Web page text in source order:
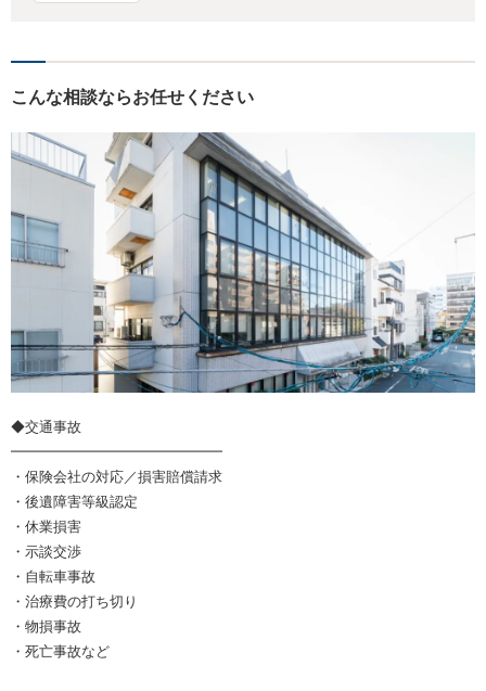
こんな相談ならお任せください
◆交通事故
━━━━━━━━━━━━━━━
・保険会社の対応／損害賠償請求
・後遺障害等級認定
・休業損害
・示談交渉
・自転車事故
・治療費の打ち切り
・物損事故
・死亡事故など